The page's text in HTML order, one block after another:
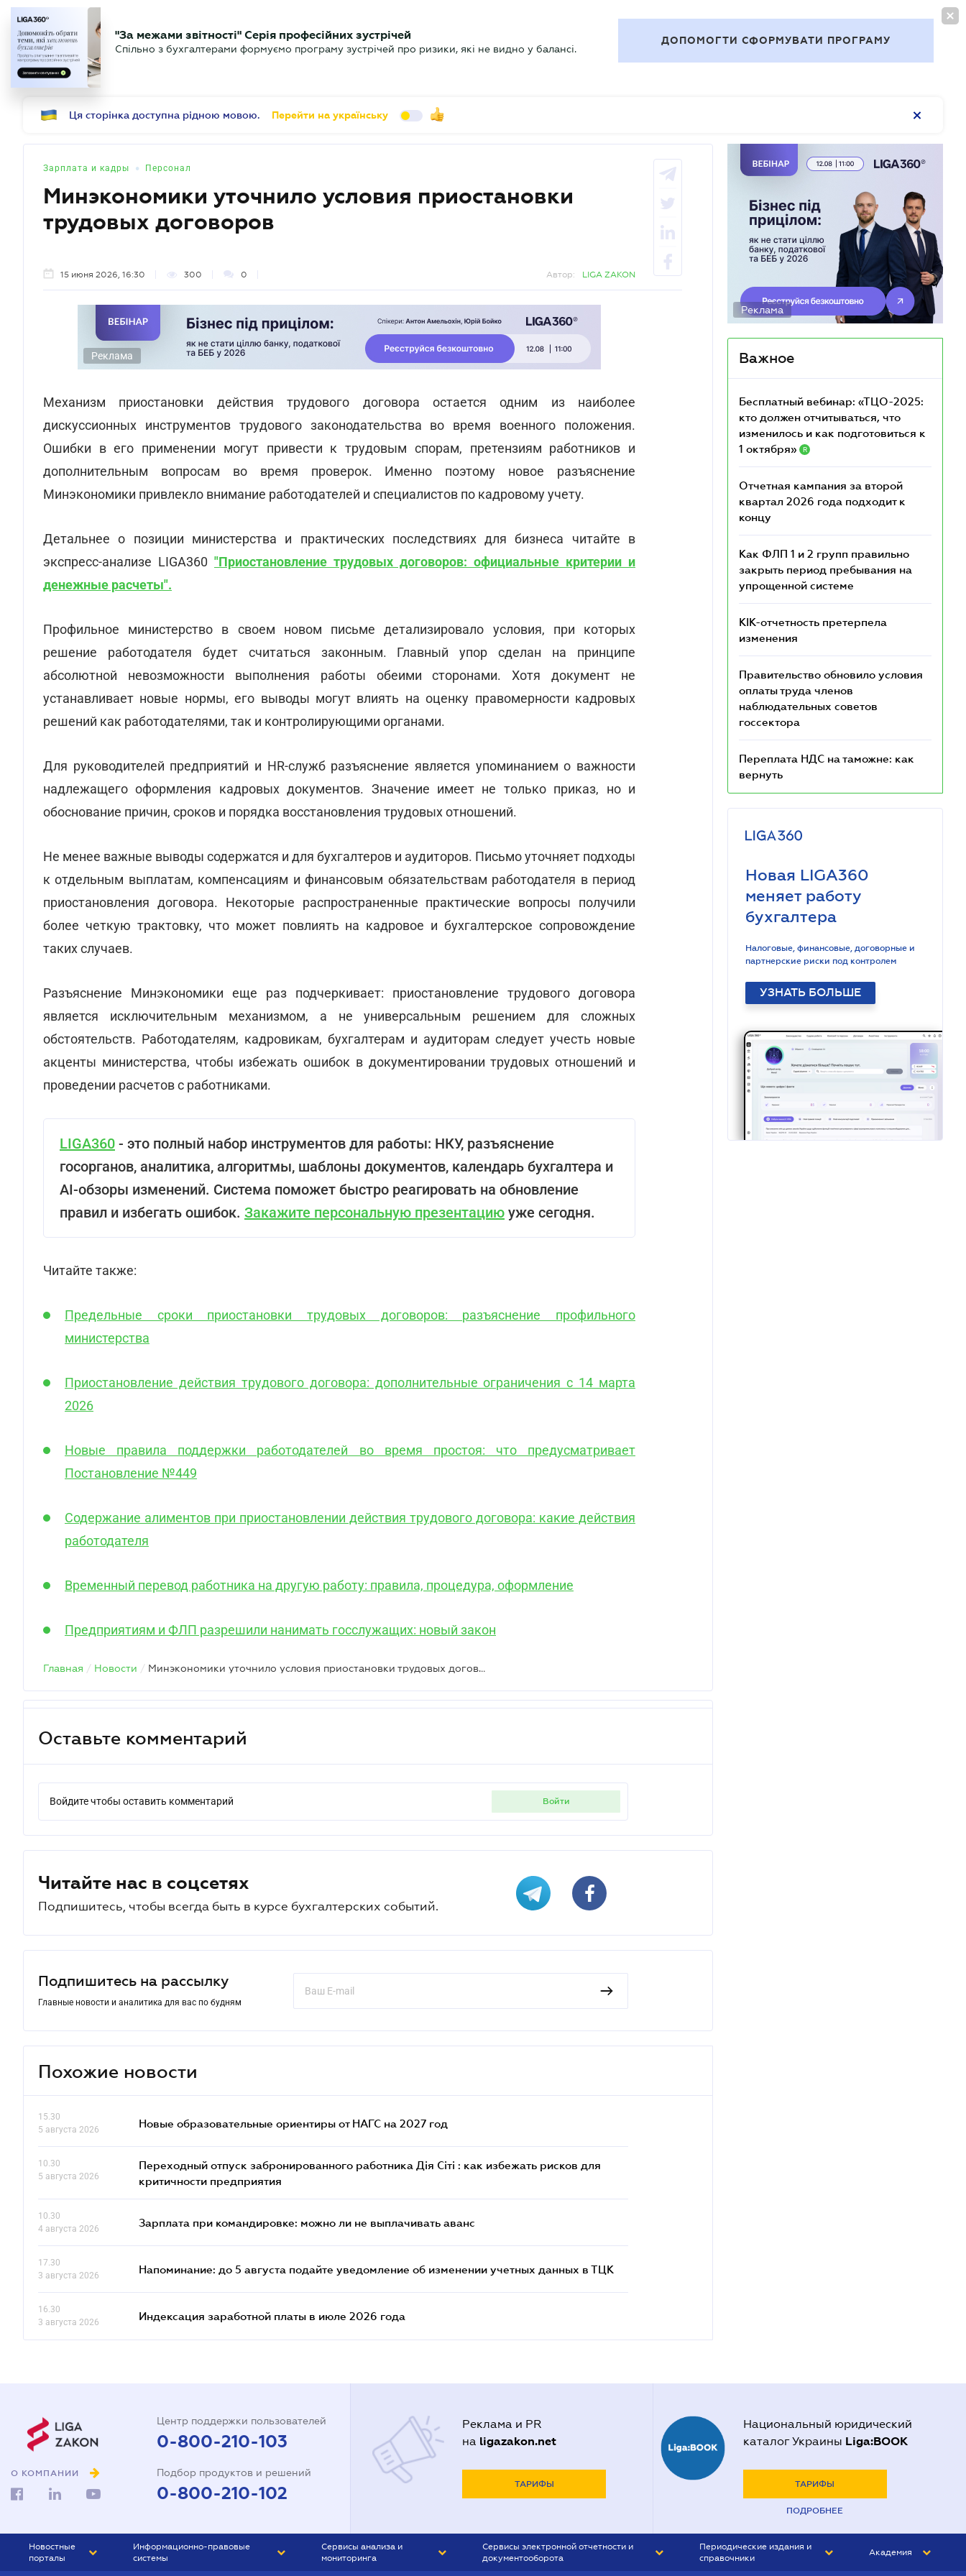
БУХГАЛТЕР Новости Аналитика Календарь Актуально
"За межами звітності" Серія професійних зустрічей
Спільно з бухгалтерами формуємо програму зустрічей про ризики, які не видно у балансі.
ДОПОМОГТИ СФОРМУВАТИ ПРОГРАМУ
Ця сторінка доступна рідною мовою. Перейти на українську
Зарплата и кадры • Персонал
Минэкономики уточнило условия приостановки
трудовых договоров
15 июня 2026, 16:30 300 0 Автор: LIGA ZAKON
Реклама
Механизм приостановки действия трудового договора остается одним из наиболее
дискуссионных инструментов трудового законодательства во время военного положения.
Ошибки в его применении могут привести к трудовым спорам, претензиям работников и
дополнительным вопросам во время проверок. Именно поэтому новое разъяснение
Минэкономики привлекло внимание работодателей и специалистов по кадровому учету.
Детальнее о позиции министерства и практических последствиях для бизнеса читайте в
экспресс-анализе LIGA360 "Приостановление трудовых договоров: официальные критерии и
денежные расчеты".
Профильное министерство в своем новом письме детализировало условия, при которых
решение работодателя будет считаться законным. Главный упор сделан на принципе
абсолютной невозможности выполнения работы обеими сторонами. Хотя документ не
устанавливает новые нормы, его выводы могут влиять на оценку правомерности кадровых
решений как работодателями, так и контролирующими органами.
Для руководителей предприятий и HR-служб разъяснение является упоминанием о важности
надлежащего оформления кадровых документов. Значение имеет не только приказ, но и
обоснование причин, сроков и порядка восстановления трудовых отношений.
Не менее важные выводы содержатся и для бухгалтеров и аудиторов. Письмо уточняет подходы
к отдельным выплатам, компенсациям и финансовым обязательствам работодателя в период
приостановления договора. Некоторые распространенные практические вопросы получили
более четкую трактовку, что может повлиять на кадровое и бухгалтерское сопровождение
таких случаев.
Разъяснение Минэкономики еще раз подчеркивает: приостановление трудового договора
является исключительным механизмом, а не универсальным решением для сложных
обстоятельств. Работодателям, кадровикам, бухгалтерам и аудиторам следует учесть новые
акценты министерства, чтобы избежать ошибок в документировании трудовых отношений и
проведении расчетов с работниками.
LIGA360 - это полный набор инструментов для работы: НКУ, разъяснение
госорганов, аналитика, алгоритмы, шаблоны документов, календарь бухгалтера и
AI-обзоры изменений. Система поможет быстро реагировать на обновление
правил и избегать ошибок. Закажите персональную презентацию уже сегодня.
Читайте также:
Предельные сроки приостановки трудовых договоров: разъяснение профильного
министерства
Приостановление действия трудового договора: дополнительные ограничения с 14 марта
2026
Новые правила поддержки работодателей во время простоя: что предусматривает
Постановление №449
Содержание алиментов при приостановлении действия трудового договора: какие действия
работодателя
Временный перевод работника на другую работу: правила, процедура, оформление
Предприятиям и ФЛП разрешили нанимать госслужащих: новый закон
Главная / Новости / Минэкономики уточнило условия приостановки трудовых договоров
Оставьте комментарий
Войдите чтобы оставить комментарий войти
Читайте нас в соцсетях
Подпишитесь, чтобы всегда быть в курсе бухгалтерских событий.
Подпишитесь на рассылку
Главные новости и аналитика для вас по будням
Похожие новости
15.30
5 августа 2026
Новые образовательные ориентиры от НАГС на 2027 год
10.30
5 августа 2026
Переходный отпуск забронированного работника Дія Сіті : как избежать рисков для
критичности предприятия
10.30
4 августа 2026
Зарплата при командировке: можно ли не выплачивать аванс
17.30
3 августа 2026
Напоминание: до 5 августа подайте уведомление об изменении учетных данных в ТЦК
16.30
3 августа 2026
Индексация заработной платы в июле 2026 года
Реклама
Важное
Бесплатный вебинар: «ТЦО-2025:
кто должен отчитываться, что
изменилось и как подготовиться к
1 октября»
R
Отчетная кампания за второй
квартал 2026 года подходит к
концу
Как ФЛП 1 и 2 групп правильно
закрыть период пребывания на
упрощенной системе
КІК-отчетность претерпела
изменения
Правительство обновило условия
оплаты труда членов
наблюдательных советов
госсектора
Переплата НДС на таможне: как
вернуть
Новая LIGA360
меняет работу
бухгалтера
Налоговые, финансовые, договорные и
партнерские риски под контролем
УЗНАТЬ БОЛЬШЕ
О КОМПАНИИ
Центр поддержки пользователей
0-800-210-103
Подбор продуктов и решений
0-800-210-102
Реклама и PR
на ligazakon.net
ТАРИФЫ
Национальный юридический
каталог Украины Liga:BOOK
ТАРИФЫ
ПОДРОБНЕЕ
Новостные
порталы
Информационно-правовые
системы
Сервисы анализа и
мониторинга
Сервисы электронной отчетности и
документооборота
Периодические издания и
справочники
Академия